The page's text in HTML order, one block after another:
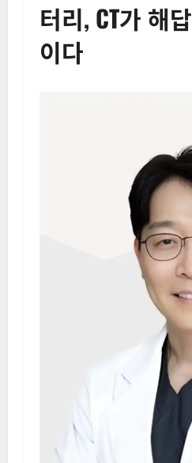
터리, CT가 해답
이다